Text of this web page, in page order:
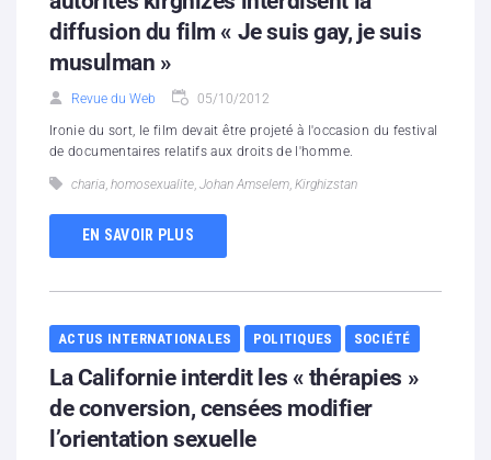
diffusion du film « Je suis gay, je suis
musulman »
Revue du Web 05/10/2012
Ironie du sort, le film devait être projeté à l'occasion du festival
de documentaires relatifs aux droits de l'homme.
charia homosexualite Johan Amselem Kirghizstan
EN SAVOIR PLUS
ACTUS INTERNATIONALES POLITIQUES SOCIÉTÉ
La Californie interdit les « thérapies »
de conversion, censées modifier
l’orientation sexuelle